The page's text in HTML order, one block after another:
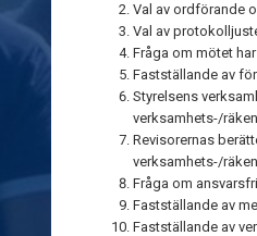
Val av ordförande
Val av
Fråga om mötet
Fastställande av
Styrelsens
verksamhets-/
Revisorernas
verksamhets-/
Fråga om
Fastställande av
Fastställande av